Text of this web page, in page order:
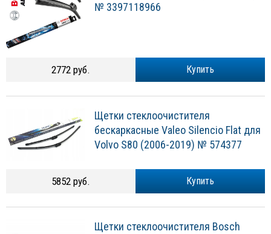
№ 3397118966
Купить
2772 руб.
Щетки стеклоочистителя
бескаркасные Valeo Silencio Flat для
Volvo S80 (2006-2019) № 574377
Купить
5852 руб.
Щетки стеклоочистителя Bosch